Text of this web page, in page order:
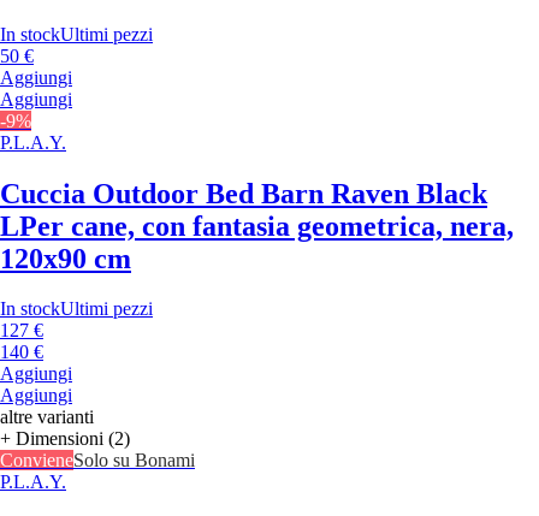
In stockUltimi pezzi
50 €
Aggiungi
Aggiungi
-9%
P.L.A.Y.
Cuccia Outdoor Bed Barn Raven Black
LPer cane, con fantasia geometrica, nera,
120x90 cm
In stockUltimi pezzi
127 €
140 €
Aggiungi
Aggiungi
altre varianti
+ Dimensioni (2)
ConvieneSolo su Bonami
P.L.A.Y.